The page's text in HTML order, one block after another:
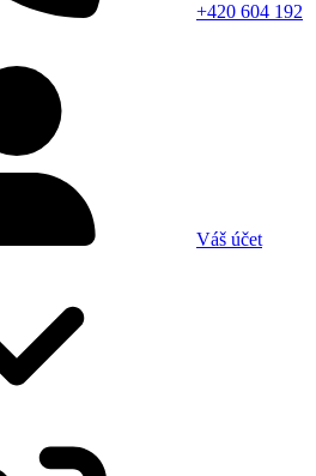
+420 604 192
Váš účet